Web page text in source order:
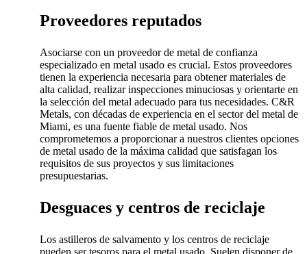
Proveedores reputados
Asociarse con un proveedor de metal de confianza
especializado en metal usado es crucial. Estos proveedores
tienen la experiencia necesaria para obtener materiales de
alta calidad, realizar inspecciones minuciosas y orientarte en
la selección del metal adecuado para tus necesidades. C&R
Metals, con décadas de experiencia en el sector del metal de
Miami, es una fuente fiable de metal usado. Nos
comprometemos a proporcionar a nuestros clientes opciones
de metal usado de la máxima calidad que satisfagan los
requisitos de sus proyectos y sus limitaciones
presupuestarias.
Desguaces y centros de reciclaje
Los astilleros de salvamento y los centros de reciclaje